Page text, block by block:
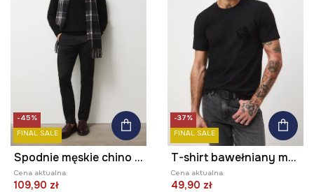
-45%
FINAL SALE
Spodnie męskie chino gładkie
Cena aktualna:
109,90 zł
-37%
FINAL SALE
T-shirt bawełniany męski z elastanem z nadrukiem
Cena aktualna:
49,90 zł